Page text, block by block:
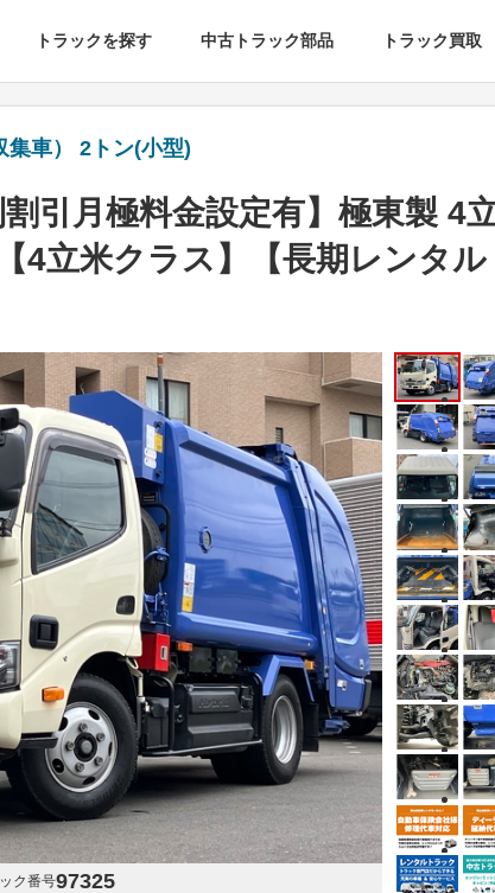
トラックを探す 中古トラック部品 トラック買取
集車） 2トン(小型)
割引月極料金設定有】極東製 4
4立米クラス】【長期レンタル
ク番号97325